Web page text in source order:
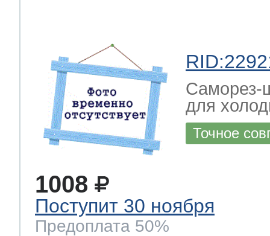
Саморез-
для
Точное
1008
Поступит 30 ноября
Предоплата 50%